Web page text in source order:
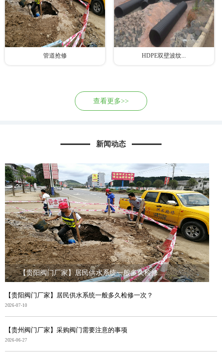
管道抢修 HDPE双壁波纹...
查看更多>>
新闻动态
【贵阳阀门厂家】居民供水系统一般多久检修......
【贵阳阀门厂家】居民供水系统一般多久检修一次？
2026-07-10
【贵州阀门厂家】采购阀门需要注意的事项
2026-06-27